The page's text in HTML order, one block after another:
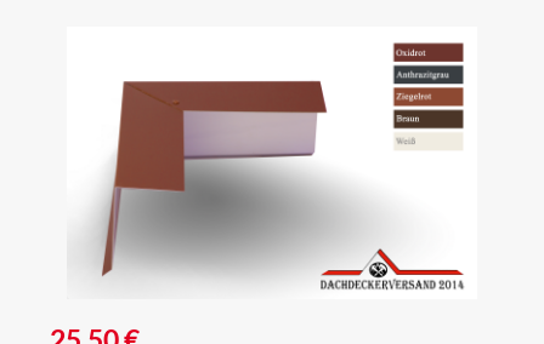
Regulärer Preis: